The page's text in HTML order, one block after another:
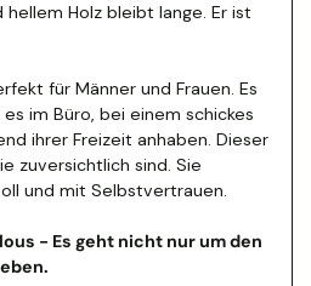
hellem Holz bleibt lange. Er ist
für Männer und Frauen. Es
im Büro, bei einem schickes
ihrer Freizeit anhaben. Dieser
zuversichtlich sind. Sie
und mit Selbstvertrauen.
- Es geht nicht nur um den